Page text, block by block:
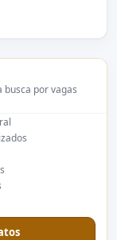
por vagas